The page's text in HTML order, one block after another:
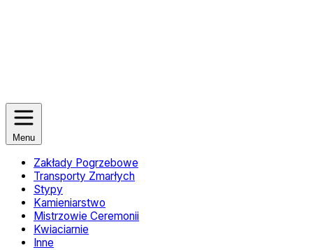
Menu
Zakłady Pogrzebowe
Transporty Zmarłych
Stypy
Kamieniarstwo
Mistrzowie Ceremonii
Kwiaciarnie
Inne